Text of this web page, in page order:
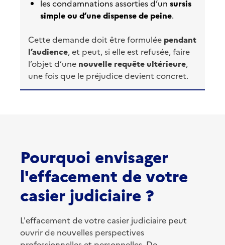
les condamnations assorties d’un sursis
simple ou d’une dispense de peine.
Cette demande doit être formulée pendant
l’audience, et peut, si elle est refusée, faire
l’objet d’une nouvelle requête ultérieure,
une fois que le préjudice devient concret.
Pourquoi envisager
l'effacement de votre
casier judiciaire ?
L'effacement de votre casier judiciaire peut
ouvrir de nouvelles perspectives